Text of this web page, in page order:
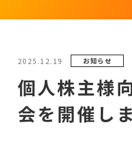
2025.12.19 お知らせ
個人株主様
会を開催し